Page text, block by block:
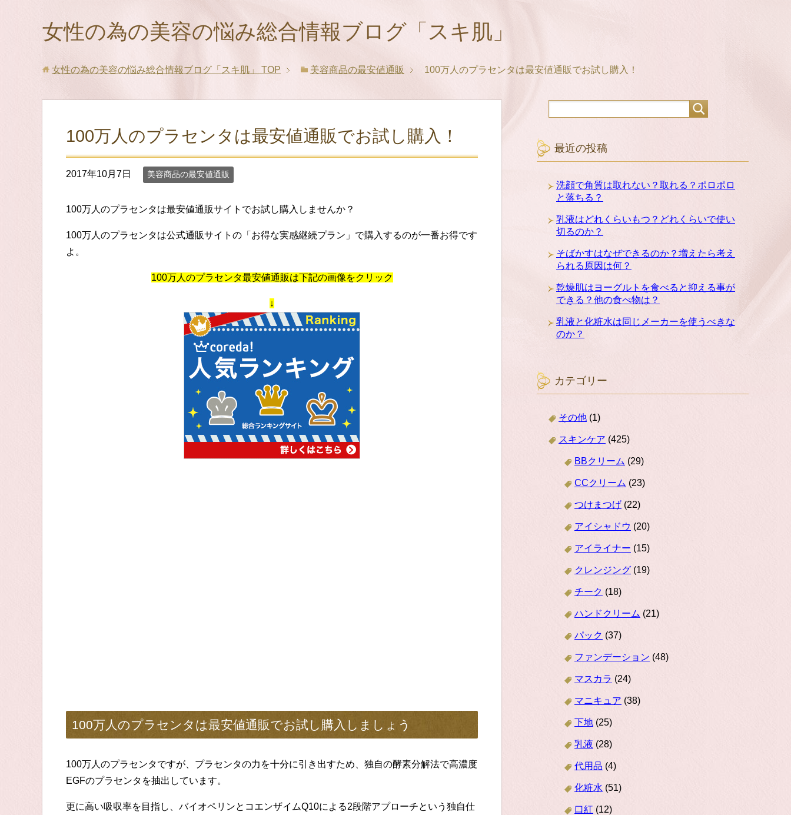
女性の為の美容の悩み総合情報ブログ「スキ肌」
女性の為の美容の悩み総合情報ブログ「スキ肌」 TOP 美容商品の最安値通販 100万人のプラセンタは最安値通販でお試し購入！
100万人のプラセンタは最安値通販でお試し購入！
2017年10月7日 美容商品の最安値通販
100万人のプラセンタは最安値通販サイトでお試し購入しませんか？
100万人のプラセンタは公式通販サイトの「お得な実感継続プラン」で購入するのが一番お得です
よ。
100万人のプラセンタ最安値通販は下記の画像をクリック
↓
100万人のプラセンタは最安値通販でお試し購入しましょう
100万人のプラセンタですが、プラセンタの力を十分に引き出すため、独自の酵素分解法で高濃度
EGFのプラセンタを抽出しています。
更に高い吸収率を目指し、バイオペリンとコエンザイムQ10による2段階アプローチという独自仕
最近の投稿
洗顔で角質は取れない？取れる？ポロポロ
と落ちる？
乳液はどれくらいもつ？どれくらいで使い
切るのか？
そばかすはなぜできるのか？増えたら考え
られる原因は何？
乾燥肌はヨーグルトを食べると抑える事が
できる？他の食べ物は？
乳液と化粧水は同じメーカーを使うべきな
のか？
カテゴリー
その他 (1)
スキンケア (425)
BBクリーム (29)
CCクリーム (23)
つけまつげ(22)
アイシャドウ (20)
アイライナー (15)
クレンジング (19)
チーク (18)
ハンドクリーム (21)
パック (37)
ファンデーション (48)
マスカラ (24)
マニキュア (38)
下地 (25)
乳液 (28)
代用品 (4)
化粧水 (51)
口紅 (12)